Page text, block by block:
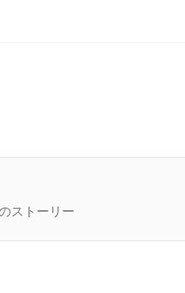
ストーリー